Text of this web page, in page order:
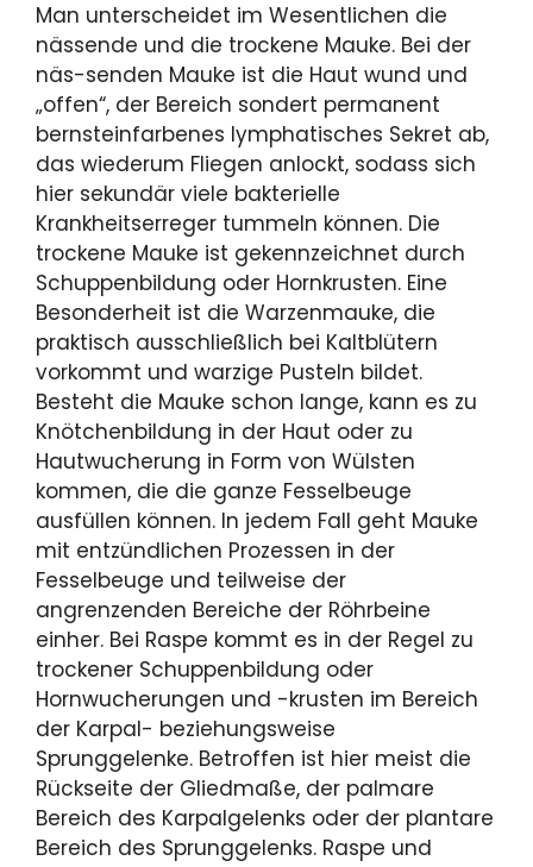
Man unterscheidet im Wesentlichen die
nässende und die trockene Mauke. Bei der
näs-senden Mauke ist die Haut wund und
„offen“, der Bereich sondert permanent
bernsteinfarbenes lymphatisches Sekret ab,
das wiederum Fliegen anlockt, sodass sich
hier sekundär viele bakterielle
Krankheitserreger tummeln können. Die
trockene Mauke ist gekennzeichnet durch
Schuppenbildung oder Hornkrusten. Eine
Besonderheit ist die Warzenmauke, die
praktisch ausschließlich bei Kaltblütern
vorkommt und warzige Pusteln bildet.
Besteht die Mauke schon lange, kann es zu
Knötchenbildung in der Haut oder zu
Hautwucherung in Form von Wülsten
kommen, die die ganze Fesselbeuge
ausfüllen können. In jedem Fall geht Mauke
mit entzündlichen Prozessen in der
Fesselbeuge und teilweise der
angrenzenden Bereiche der Röhrbeine
einher. Bei Raspe kommt es in der Regel zu
trockener Schuppenbildung oder
Hornwucherungen und -krusten im Bereich
der Karpal- beziehungsweise
Sprunggelenke. Betroffen ist hier meist die
Rückseite der Gliedmaße, der palmare
Bereich des Karpalgelenks oder der plantare
Bereich des Sprunggelenks. Raspe und